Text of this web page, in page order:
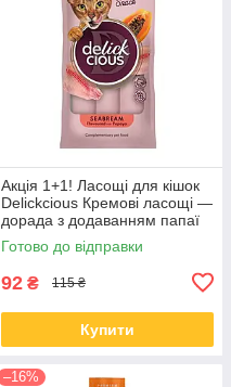
Акція 1+1! Ласощі для кішок
Delickcious Кремові ласощі —
дорада з додаванням папаї
60 гр
Готово до відправки
92 ₴ 115 ₴
Купити
–16%